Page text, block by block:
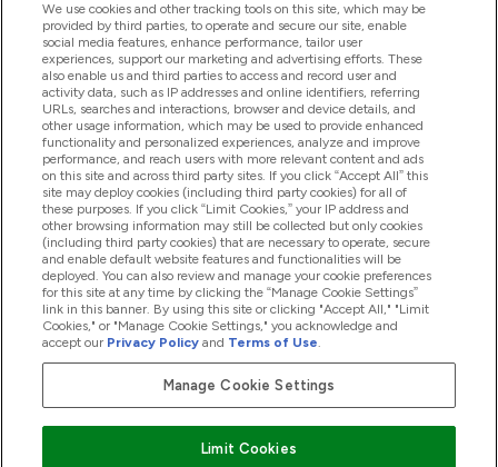
Pomoc I Informacja
Produkty
Informacje O Firmie
Okazje W Myprotein
2026 The Hut.com Ltd
We use cookies and other tracking tools on this site, which may be
provided by third parties, to operate and secure our site, enable
social media features, enhance performance, tailor user
experiences, support our marketing and advertising efforts. These
also enable us and third parties to access and record user and
activity data, such as IP addresses and online identifiers, referring
URLs, searches and interactions, browser and device details, and
other usage information, which may be used to provide enhanced
functionality and personalized experiences, analyze and improve
performance, and reach users with more relevant content and ads
on this site and across third party sites. If you click “Accept All” this
site may deploy cookies (including third party cookies) for all of
these purposes. If you click “Limit Cookies,” your IP address and
other browsing information may still be collected but only cookies
(including third party cookies) that are necessary to operate, secure
and enable default website features and functionalities will be
deployed. You can also review and manage your cookie preferences
for this site at any time by clicking the “Manage Cookie Settings”
link in this banner. By using this site or clicking "Accept All," "Limit
Cookies," or "Manage Cookie Settings," you acknowledge and
accept our Privacy Policy and Terms of Use.
Manage Cookie Settings
Limit Cookies